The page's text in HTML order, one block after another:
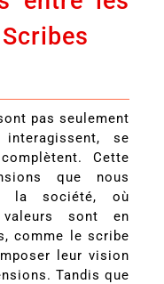
pas seulement
se
Cette
que nous
la société, où
sont en
comme le scribe
leur vision
Tandis que